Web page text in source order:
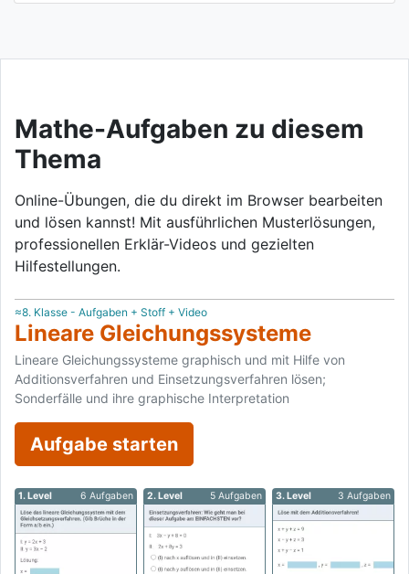
Mathe-Aufgaben zu diesem
Thema
Online-Übungen, die du direkt im Browser bearbeiten
und lösen kannst! Mit ausführlichen Musterlösungen,
professionellen Erklär-Videos und gezielten
Hilfestellungen.
≈8. Klasse - Aufgaben + Stoff + Video
Lineare Gleichungssysteme
Lineare Gleichungssysteme graphisch und mit Hilfe von
Additionsverfahren und Einsetzungsverfahren lösen;
Sonderfälle und ihre graphische Interpretation
Aufgabe starten
1. Level 6 Aufgaben 2. Level 5 Aufgaben 3. Level 3 Aufgaben